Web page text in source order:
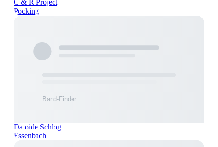
C & R Project
Pocking
Da oide Schlog
Essenbach